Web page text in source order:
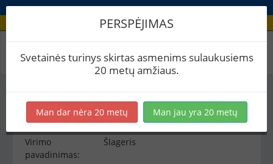
Virimo peržiūra
−
Virimo informacija
Virimo
pavadinimas:
Šlageris
PERSPĖJIMAS
Svetainės turinys skirtas asmenims sulaukusiems
20 metų amžiaus.
Man dar nėra 20 metų Man jau yra 20 metų